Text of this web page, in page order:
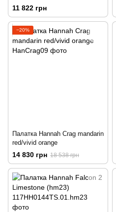
11 822 грн
−20%
Палатка Hannah Crag mandarin
red/vivid orange
14 830 грн 18 538 грн